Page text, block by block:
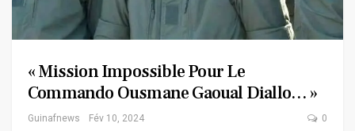
« Mission Impossible Pour Le
Commando Ousmane Gaoual Diallo… »
Guinafnews Fév 10, 2024 0